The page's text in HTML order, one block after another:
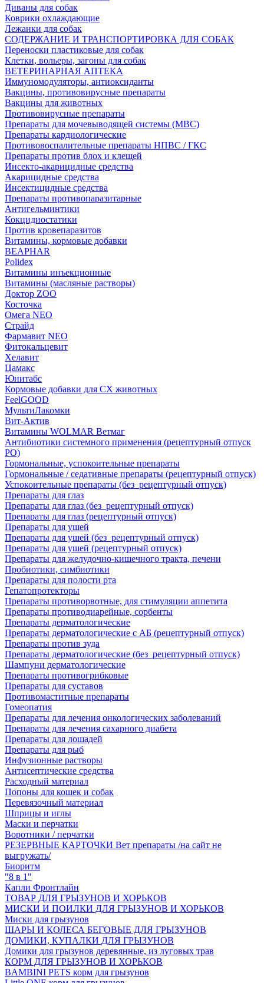
Диваны для собак
Коврики охлаждающие
Лежанки для собак
СОДЕРЖАНИЕ И ТРАНСПОРТИРОВКА ДЛЯ СОБАК
Переноски пластиковые для собак
Клетки, вольеры, загоны для собак
ВЕТЕРИНАРНАЯ АПТЕКА
Иммуномодуляторы, антиоксиданты
Вакцины, противовирусные препараты
Вакцины для животных
Противовирусные препараты
Препараты для мочевыводящей системы (МВС)
Препараты кардиологические
Противовоспалительные препараты НПВС / ГКС
Препараты против блох и клещей
Инсекто-акарицидные средства
Акарицидные средства
Инсектицидные средства
Препараты противопаразитарные
Антигельминтики
Кокцидиостатики
Против кровепаразитов
Витамины, кормовые добавки
BEAPHAR
Polidex
Витамины инъекционные
Витамины (масляные растворы)
Доктор ZOO
Косточка
Омега NEO
Страйд
Фармавит NEO
Фитокальцевит
Хелавит
Цамакс
Юнитабс
Кормовые добавки для СХ животных
FeelGOOD
МультиЛакомки
Вит-Актив
Витамины WOLMAR Ветмаг
Антибиотики системного применения (рецептурный отпуск
РО)
Гормональные, успокоительные препараты
Гормональные / седативные препараты (рецептурный отпуск)
Успокоительные препараты (без_рецептурный отпуск)
Препараты для глаз
Препараты для глаз (без_рецептурный отпуск)
Препараты для глаз (рецептурный отпуск)
Препараты для ушей
Препараты для ушей (без_рецептурный отпуск)
Препараты для ушей (рецептурный отпуск)
Препараты для желудочно-кишечного тракта, печени
Пробиотики, симбиотики
Препараты для полости рта
Гепатопротекторы
Препараты противорвотные, для стимуляции аппетита
Препараты противодиарейные, сорбенты
Препараты дерматологические
Препараты дерматологические с АБ (рецептурный отпуск)
Препараты против зуда
Препараты дерматологические (без_рецептурный отпуск)
Шампуни дерматологические
Препараты противогрибковые
Препараты для суставов
Противомаститные препараты
Гомеопатия
Препараты для лечения онкологических заболеваний
Препараты для лечения сахарного диабета
Препараты для лошадей
Препараты для рыб
Инфузионные растворы
Антисептические средства
Расходный материал
Попоны для кошек и собак
Перевязочный материал
Шприцы и иглы
Маски и перчатки
Воротники / перчатки
РЕЗЕРВНЫЕ КАРТОЧКИ Вет препараты /на сайт не
выгружать/
Биоритм
"8 в 1"
Капли Фронтлайн
ТОВАР ДЛЯ ГРЫЗУНОВ И ХОРЬКОВ
МИСКИ И ПОИЛКИ ДЛЯ ГРЫЗУНОВ И ХОРЬКОВ
Миски для грызунов
ШАРЫ И КОЛЕСА БЕГОВЫЕ ДЛЯ ГРЫЗУНОВ
ДОМИКИ, КУПАЛКИ ДЛЯ ГРЫЗУНОВ
Домики для грызунов деревянные, из луговых трав
КОРМ ДЛЯ ГРЫЗУНОВ И ХОРЬКОВ
BAMBINI PETS корм для грызунов